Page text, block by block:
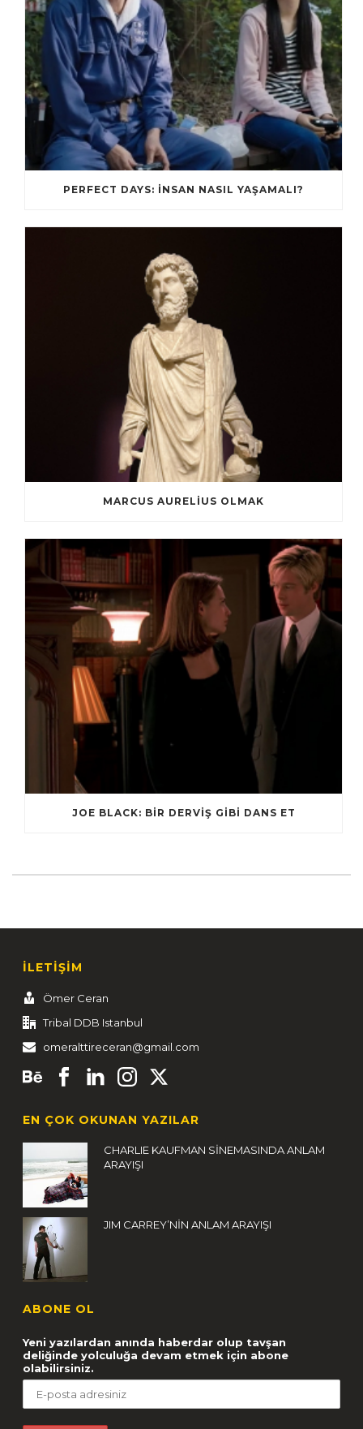
PERFECT DAYS: İNSAN NASIL YAŞAMALI?
MARCUS AURELIUS OLMAK
JOE BLACK: BIR DERVIŞ GIBI DANS ET
İLETİŞİM
Ömer Ceran
Tribal DDB Istanbul
omeralttireceran@gmail.com
EN ÇOK OKUNAN YAZILAR
CHARLIE KAUFMAN SİNEMASINDA ANLAM
ARAYIŞI
JIM CARREY’NİN ANLAM ARAYIŞI
ABONE OL
Yeni yazılardan anında haberdar olup tavşan
deliğinde yolculuğa devam etmek için abone
olabilirsiniz.